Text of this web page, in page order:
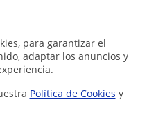
para garantizar el
adaptar los anuncios y
Política de Cookies y
Al hacer clic, aceptas nuestro